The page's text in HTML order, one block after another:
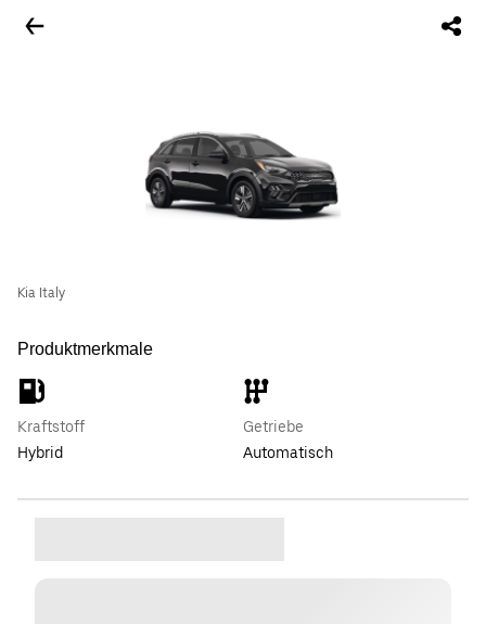
Kia Italy
Produktmerkmale
Kraftstoff
Hybrid
Getriebe
Automatisch